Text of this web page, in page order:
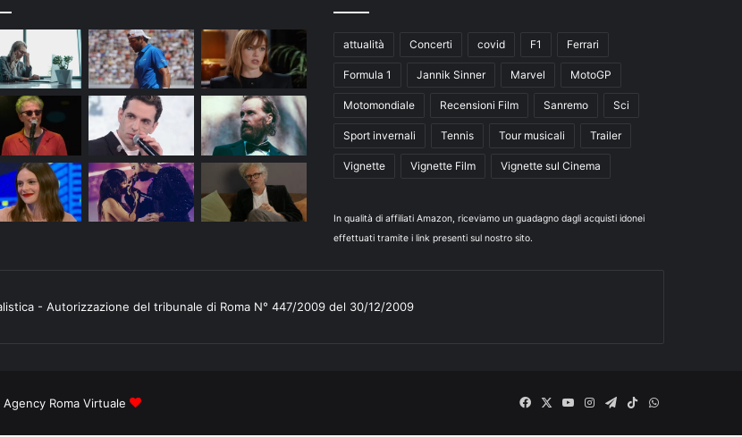
attualità Concerti covid F1 Ferrari
Formula 1 Jannik Sinner Marvel MotoGP
Motomondiale Recensioni Film Sanremo Sci
Sport invernali Tennis Tour musicali Trailer
Vignette Vignette Film Vignette sul Cinema
In qualità di affiliati Amazon, riceviamo un guadagno dagli acquisti idonei
effettuati tramite i link presenti sul nostro sito.
- Autorizzazione del tribunale di Roma N° 447/2009 del 30/12/2009
Agency Roma Virtuale Facebook
X
YouInstagram
Telegram
TikTokWhatsApp